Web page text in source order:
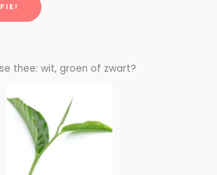
thee: wit, groen of zwart?